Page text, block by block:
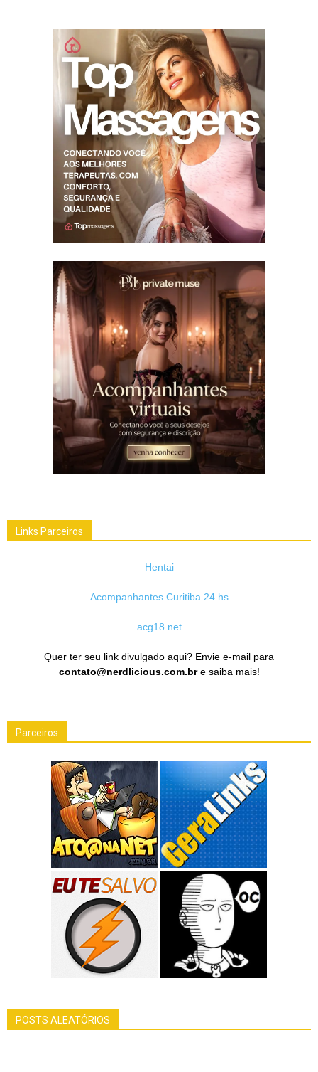
Links Parceiros
Hentai
Acompanhantes Curitiba 24 hs
acg18.net
Quer ter seu link divulgado aqui? Envie e-mail para
contato@nerdlicious.com.bre saiba mais!
Parceiros
POSTS ALEATÓRIOS